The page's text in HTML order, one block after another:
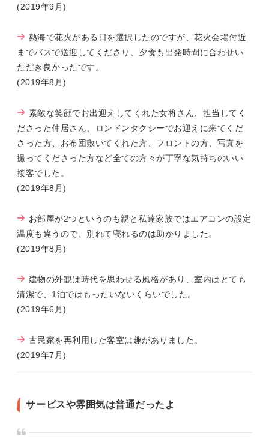
(2019年9月)
熱海で花火がある日を選択したのですが、花火会場付近
までバスで送迎してくださり、夕食も出発時間に合わせい
ただき良かったです。
(2019年8月)
素敵な笑顔でお出迎えしてくれた女将さん、担当してく
ださった仲居さん、ロンドンタクシーでお迎えに来てくだ
さった方、お布団敷いてくれた方、フロントの方、写真を
撮ってくださった方など全ての方々が丁寧な気持ちのいい
接客でした。
(2019年8月)
お部屋が2つというのも親と私達家族ではエアコンの設定
温度も違うので、別れて寝れるのは助かりました。
(2019年8月)
建物の外観は時代を思わせる風格があり、室内はとても
清潔で、1泊ではもったいないくらいでした。
(2019年6月)
古民家を再利用した客室は趣がありました。
(2019年7月)
サービスや雰囲気は普通だったよ